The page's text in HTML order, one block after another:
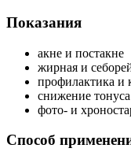
Показания
акне и постакне
жирная и
профилактика и
снижение
фото- и
Способ